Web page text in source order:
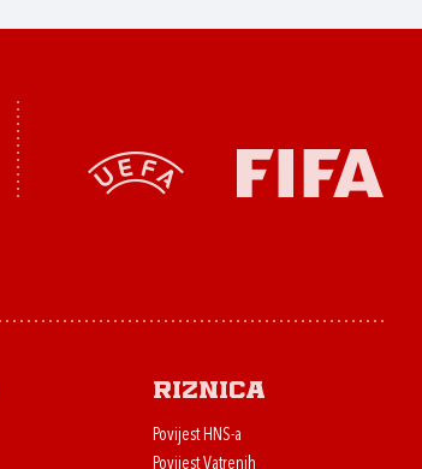
Riznica
Povijest HNS-a
Povijest Vatrenih